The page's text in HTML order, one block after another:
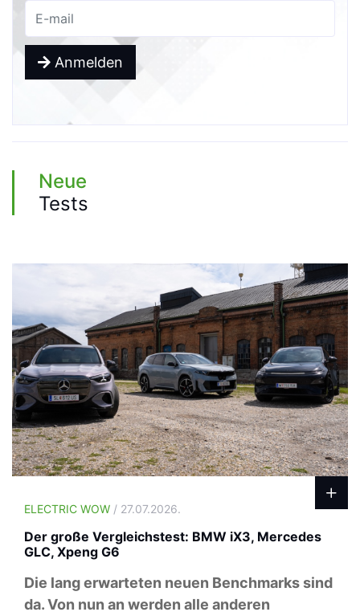
Anmelden
Neue
Tests
ELECTRIC WOW / 27.07.2026.
Der große Vergleichstest: BMW iX3, Mercedes
GLC, Xpeng G6
Die lang erwarteten neuen Benchmarks sind
da. Von nun an werden alle anderen